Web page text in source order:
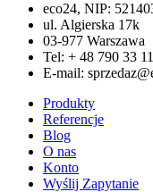
eco24, NIP:
ul. Algierska 17k
03-977 Warszawa
Tel: + 48 790 33
E-mail:
Produkty
Referencje
Blog
O nas
Konto
Wyślij Zapytanie